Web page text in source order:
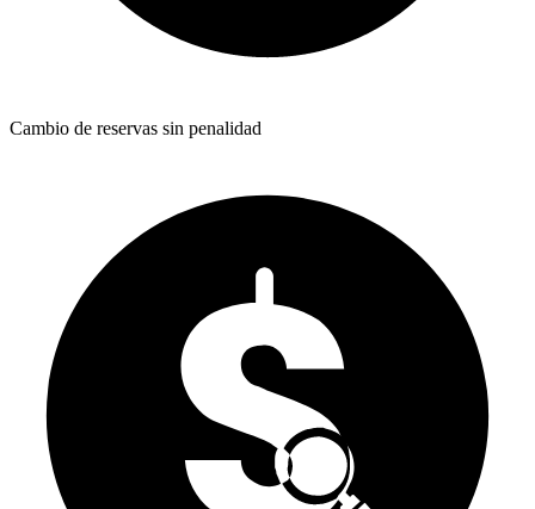
Cambio de reservas sin penalidad